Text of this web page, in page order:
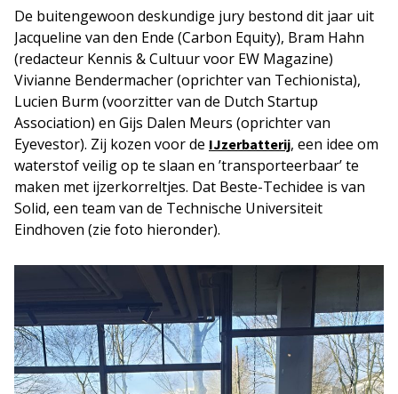
De buitengewoon deskundige jury bestond dit jaar uit
Jacqueline van den Ende (Carbon Equity), Bram Hahn
(redacteur Kennis & Cultuur voor EW Magazine)
Vivianne Bendermacher (oprichter van Techionista),
Lucien Burm (voorzitter van de Dutch Startup
Association) en Gijs Dalen Meurs (oprichter van
Eyevestor). Zij kozen voor de IJzerbatterij, een idee om
waterstof veilig op te slaan en ’transporteerbaar’ te
maken met ijzerkorreltjes. Dat Beste-Techidee is van
Solid, een team van de Technische Universiteit
Eindhoven (zie foto hieronder).